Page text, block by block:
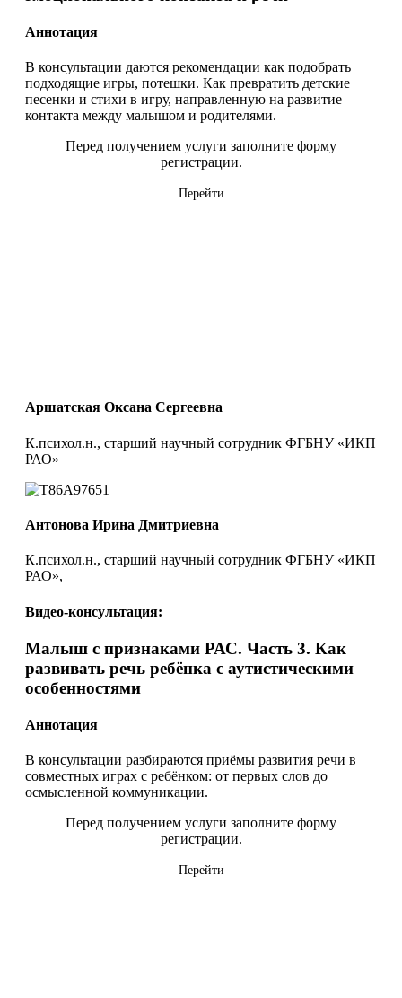
Аннотация
В консультации даются рекомендации как подобрать
подходящие игры, потешки. Как превратить детские
песенки и стихи в игру, направленную на развитие
контакта между малышом и родителями.
Перед получением услуги заполните форму
регистрации.
Перейти
Аршатская Оксана Сергеевна
К.психол.н., старший научный сотрудник ФГБНУ «ИКП
РАО»
Антонова Ирина Дмитриевна
К.психол.н., старший научный сотрудник ФГБНУ «ИКП
РАО»,
Видео-консультация:
Малыш с признаками РАС. Часть 3. Как
развивать речь ребёнка с аутистическими
особенностями
Аннотация
В консультации разбираются приёмы развития речи в
совместных играх с ребёнком: от первых слов до
осмысленной коммуникации.
Перед получением услуги заполните форму
регистрации.
Перейти